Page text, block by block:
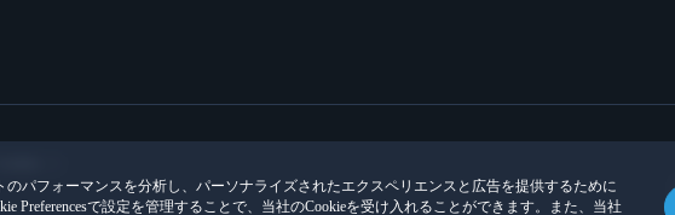
パフォーマンスを分析し、パーソナライズされたエクスペリエンスと広告を提供するために
Preferencesで設定を管理することで、当社のCookieを受け入れることができます。また、当社